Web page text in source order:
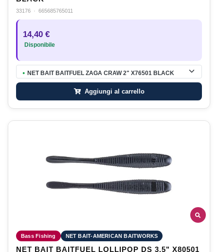
33176 · 665685765011
14,40 €
Disponibile
● NET BAIT BAITFUEL ZAGA CRAW 2" X76501 BLACK
Aggiungi al carrello
Bass Fishing NET BAIT-AMERICAN BAITWORKS
NET BAIT BAITFUEL LOLLIPOP DS 3.5" X80501